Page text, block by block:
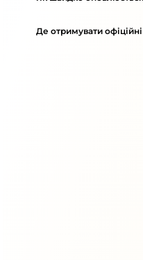
Де отримувати